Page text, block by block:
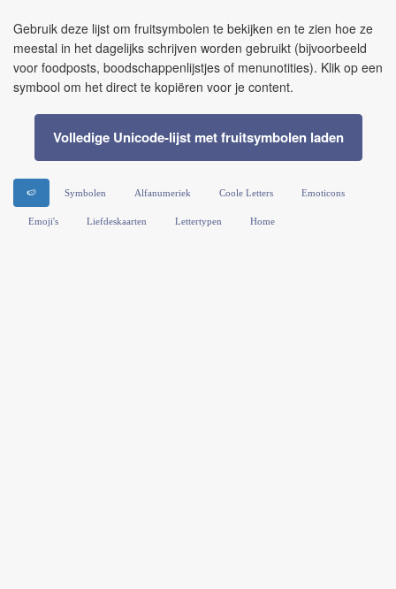
Gebruik deze lijst om fruitsymbolen te bekijken en te zien hoe ze
meestal in het dagelijks schrijven worden gebruikt (bijvoorbeeld
voor foodposts, boodschappenlijstjes of menunotities). Klik op een
symbool om het direct te kopiëren voor je content.
Volledige Unicode-lijst met fruitsymbolen laden
🍉 Symbolen Alfanumeriek Coole Letters Emoticons
Emoji's Liefdeskaarten Lettertypen Home